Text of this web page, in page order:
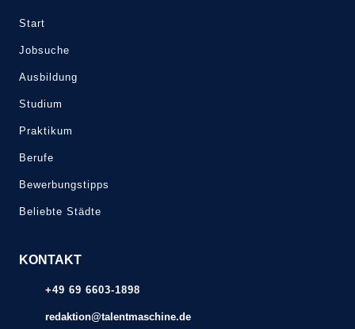
Start
Jobsuche
Ausbildung
Studium
Praktikum
Berufe
Bewerbungstipps
Beliebte Städte
KONTAKT
+49 69 6603-1898
redaktion@talentmaschine.de